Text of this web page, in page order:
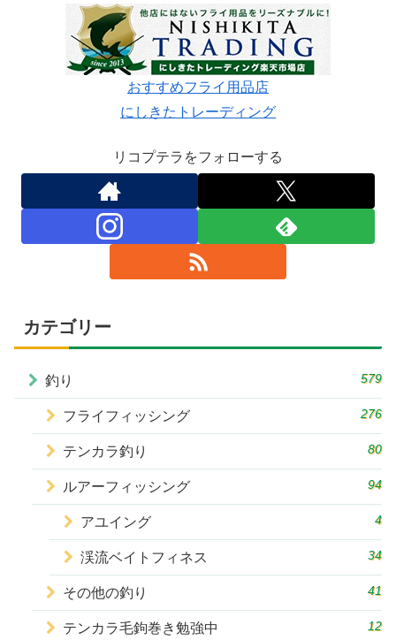
おすすめフライ用品店
にしきたトレーディング
リコプテラをフォローする
カテゴリー
釣り 579
フライフィッシング 276
テンカラ釣り 80
ルアーフィッシング 94
アユイング 4
渓流ベイトフィネス 34
その他の釣り 41
テンカラ毛鉤巻き勉強中 12